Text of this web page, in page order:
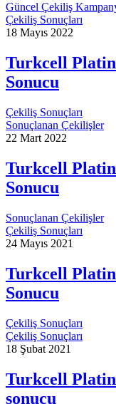
Güncel Çekiliş
Çekiliş Sonuçları
18 Mayıs 2022
Turkcell
Sonucu
Çekiliş Sonuçları
Sonuçlanan Çekilişler
22 Mart 2022
Turkcell
Sonucu
Sonuçlanan Çekilişler
Çekiliş Sonuçları
24 Mayıs 2021
Turkcell
Sonucu
Çekiliş Sonuçları
Çekiliş Sonuçları
18 Şubat 2021
Turkcell
sonucu